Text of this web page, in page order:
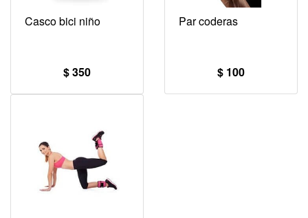
Casco bici niño
$ 350
Par coderas
$ 100